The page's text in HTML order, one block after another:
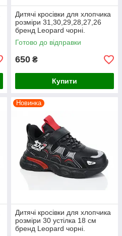
Дитячі кросівки для хлопчика
розміри 31,30,29,28,27,26
бренд Leopard чорні.
Готово до відправки
650 ₴
Купити
Новинка
Дитячі кросівки для хлопчика
розміри 30 устілка 18 см
бренд Leopard чорні.